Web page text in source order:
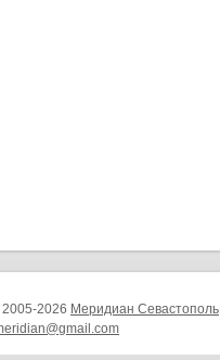
2026 Меридиан Севастополь